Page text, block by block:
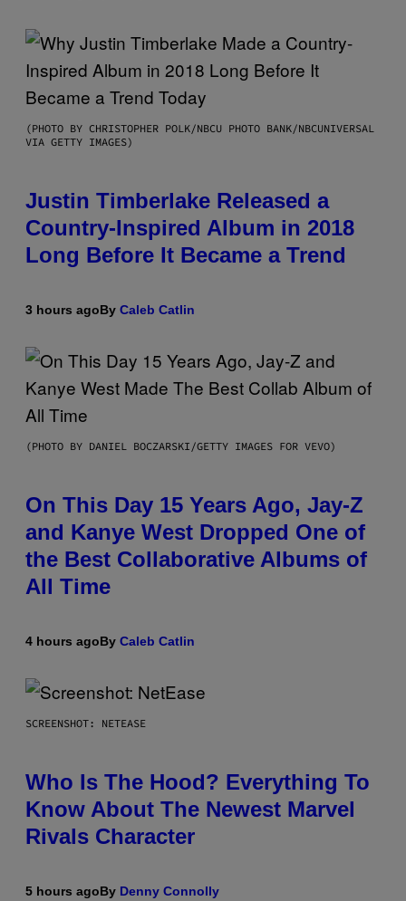
(PHOTO BY CHRISTOPHER POLK/NBCU PHOTO BANK/NBCUNIVERSAL
VIA GETTY IMAGES)
Justin Timberlake Released a
Country-Inspired Album in 2018
Long Before It Became a Trend
3 hours agoBy Caleb Catlin
(PHOTO BY DANIEL BOCZARSKI/GETTY IMAGES FOR VEVO)
On This Day 15 Years Ago, Jay-Z
and Kanye West Dropped One of
the Best Collaborative Albums of
All Time
4 hours agoBy Caleb Catlin
SCREENSHOT: NETEASE
Who Is The Hood? Everything To
Know About The Newest Marvel
Rivals Character
5 hours agoBy Denny Connolly